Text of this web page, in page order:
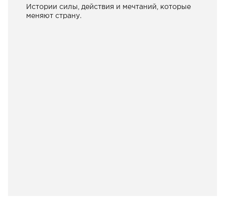
Истории силы, действия и мечтаний, которые
меняют страну.